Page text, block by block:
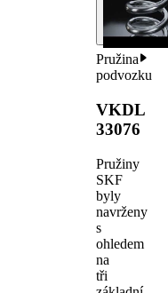
Pružina
podvozku
VKDL
33076
Pružiny
SKF
byly
navrženy
s
ohledem
na
tři